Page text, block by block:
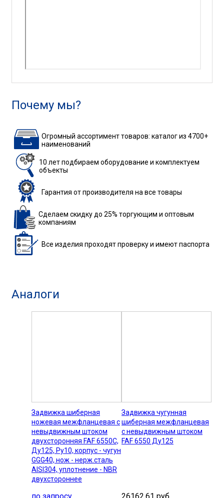
Почему мы?
Огромный ассортимент товаров: каталог из 4700+
наименований
10 лет подбираем оборудование и комплектуем
объекты
Гарантия от производителя на все товары
Сделаем скидку до 25% торгующим и оптовым
компаниям
Все изделия проходят проверкуи имеют паспорта
Аналоги
Задвижка шиберная
ножевая межфланцевая с
невыдвижным штоком
двухсторонняя FAF 6550С,
Ду125, Ру10, корпус - чугун
GGG40, нож - нерж.сталь
AISI304, уплотнение - NBR
двухстороннее
Задвижка чугунная
шиберная межфланцевая
с невыдвижным штоком
FAF 6550 Ду125